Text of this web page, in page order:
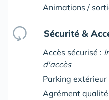
Animations /
Sécurité &
Accès sécurisé :
d'accès
Parking extérieur
Agrément